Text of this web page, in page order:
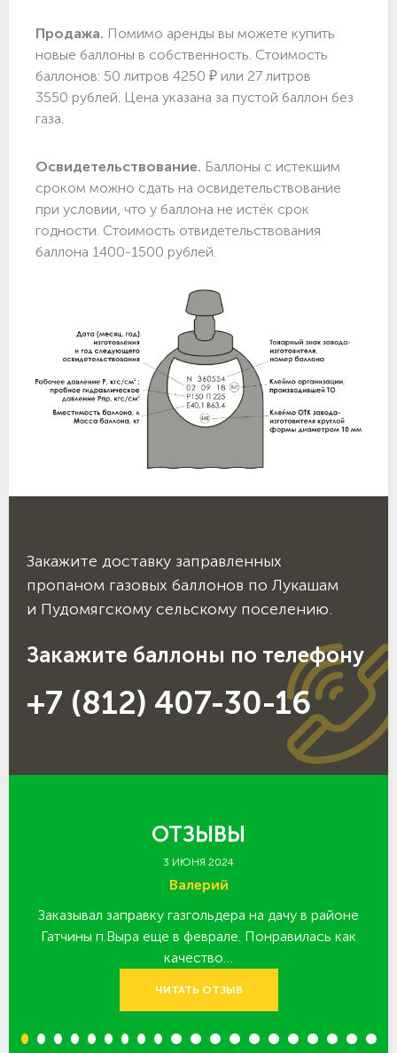
Продажа. Помимо аренды вы можете купить
новые баллоны в собственность. Стоимость
баллонов: 50 литров 4250 ₽ или 27 литров
3550 рублей. Цена указана за пустой баллон без
газа.
Освидетельствование. Баллоны с истекшим
сроком можно сдать на освидетельствование
при условии, что у баллона не истёк срок
годности. Стоимость отвидетельствования
баллона 1400-1500 рублей.
Закажите доставку заправленных
пропаном газовых баллонов по Лукашам
и Пудомягскому сельскому поселению.
Закажите баллоны по телефону
+7 (812) 407-30-16
ОТЗЫВЫ
3 ИЮНЯ 2024
Валерий
Заказывал заправку газгольдера на дачу в районе
Гатчины п.Выра еще в феврале. Понравилась как
качество…
ЧИТАТЬ ОТЗЫВ
1 2 3 4 5 6 7 8 9 10 11 12 13 14 15 16 17 18 19 20